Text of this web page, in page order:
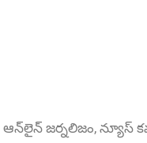
జర్నలిజం, న్యూస్